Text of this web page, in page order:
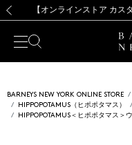
【夏季休業に伴う出
熊本県を中心とした地
【開催中】
【夏季休業に伴う出
BARNEYS NEW YORK ONLINE STORE
HIPPOPOTAMUS（ヒポポタマス）
HIPPOPOTAMUS＜ヒポポタマス＞